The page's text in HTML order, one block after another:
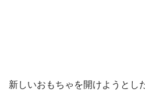
新しいおもちゃを開けようとし